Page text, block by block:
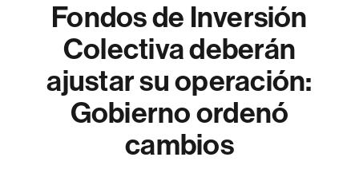
Fondos de Inversión
Colectiva deberán
ajustar su operación:
Gobierno ordenó
cambios